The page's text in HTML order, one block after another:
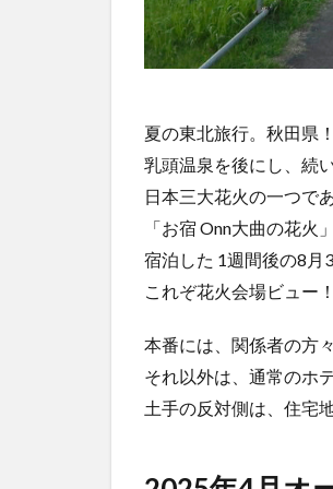
夏の東北旅行。秋田県
乳頭温泉を後にし、続
日本三大花火の一つで
「お宿 Onn大曲の花火
宿泊した 1週間後の8月
これぞ花火会場ビュー！
本番には、関係者の方
それ以外は、通常のホ
土手の反対側は、住宅